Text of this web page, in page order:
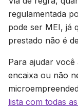
regulamentada
pode ser MEI, já
prestado não é
Para ajudar você
encaixa ou não
lista com todas